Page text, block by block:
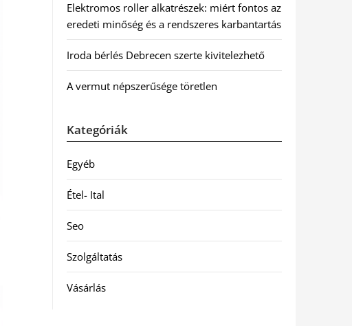
Elektromos roller alkatrészek: miért fontos az
eredeti minőség és a rendszeres karbantartás
Iroda bérlés Debrecen szerte kivitelezhető
A vermut népszerűsége töretlen
Kategóriák
Egyéb
Étel- Ital
Seo
Szolgáltatás
Vásárlás